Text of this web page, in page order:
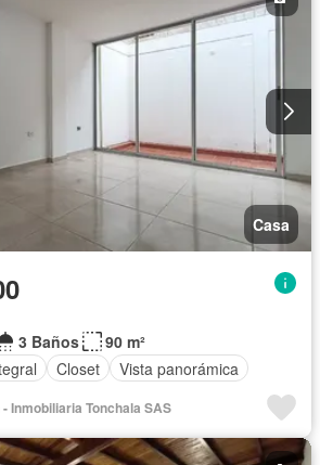
Casa
3 Baños
90 m²
Closet Vista panorámica
Inmobiliaria Tonchala SAS